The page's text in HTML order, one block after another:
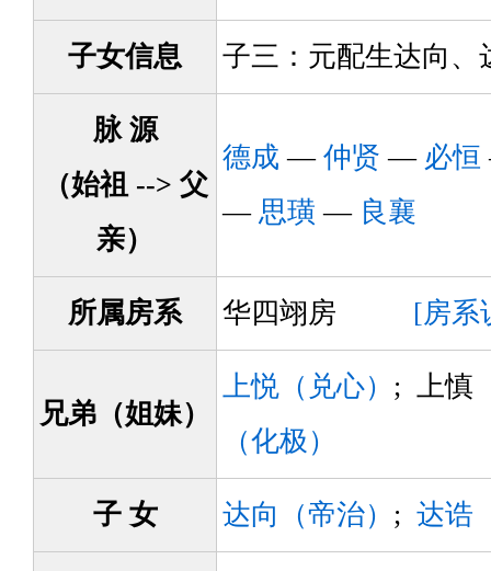
子女信息 子三：元配生达向、
脉 源
（始祖 --> 父
亲）
德成 — 仲贤 — 必恒
— 思璜 — 良襄
所属房系 华四翊房 [房系
兄弟（姐妹）
上悦（兑心） ; 上慎
（化极）
子 女 达向（帝治） ; 达诰